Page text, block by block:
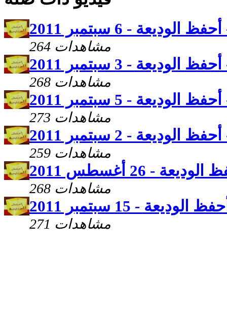
- 6 سبتمبر 2011
264 مشاهدات
- 3 سبتمبر 2011
268 مشاهدات
- 5 سبتمبر 2011
273 مشاهدات
- 2 سبتمبر 2011
259 مشاهدات
- 26 أغسطس 2011
268 مشاهدات
- 15 سبتمبر 2011
271 مشاهدات